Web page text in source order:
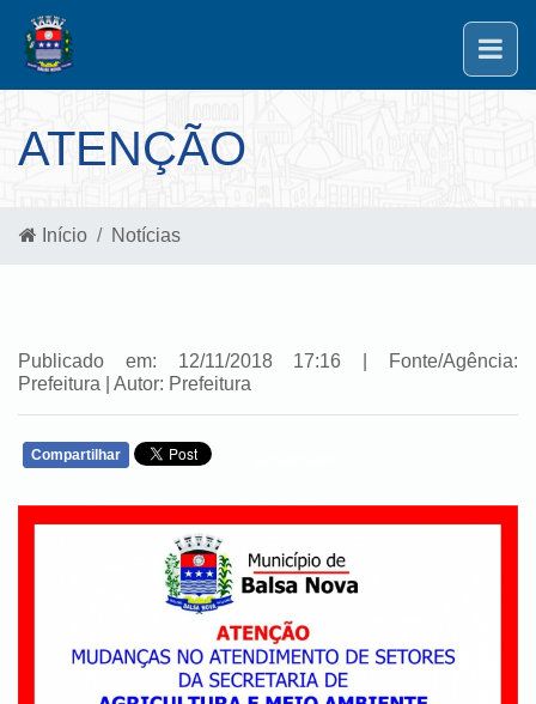
ATENÇÃO
Início Notícias
Publicado em: 12/11/2018 17:16 | Fonte/Agência:
Prefeitura | Autor: Prefeitura
Compartilhar